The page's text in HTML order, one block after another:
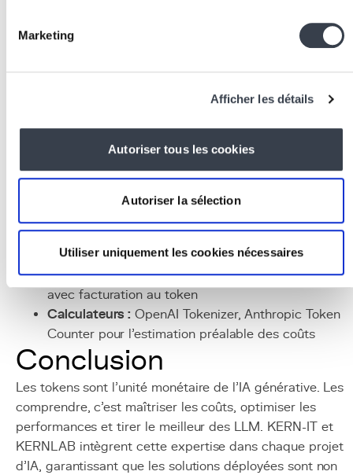
Marketing
Afficher les détails
Autoriser tous les cookies
Autoriser la sélection
Utiliser uniquement les cookies nécessaires
Technologies et outils
associés
tiktoken (OpenAI), SentencePiece
Optimisation :prompt compression (LLMLingua),
semantic caching (GPTCache), prefix caching (natif
chez Anthropic)
suivi détaillé de la consommation de tokens et des
coûts
APIs :OpenAI API, Anthropic API, Google Vertex AI
avec facturation au token
Calculateurs : OpenAI Tokenizer, Anthropic Token
Counter pour l'estimation préalable des coûts
Conclusion
Les tokens sont l'unité monétaire de l'IA générative. Les
comprendre, c'est maîtriser les coûts, optimiser les
performances et tirer le meilleur des LLM. KERN-IT et
KERNLAB intègrent cette expertise dans chaque projet
d'IA, garantissant que les solutions déployées sont non